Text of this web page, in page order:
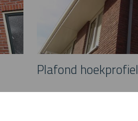
Plafond hoekprofiel